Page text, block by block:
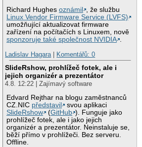
Richard Hughesoznámil
, že službu
Linux Vendor Firmware Service (LVFS)
umožňující aktualizovat firmware
zařízení na počítačích s Linuxem, nově
sponzoruje také společnost NVIDIA .
Ladislav Hagara| Komentářů: 0
SlideRshow, prohlížeč fotek, ale i
jejich organizér a prezentátor
4.8. 12:22 | Zajímavý software
Edvard Rejthar na blogu zaměstnanců
CZ.NIC představil
svou aplikaci
SlideRshow
(GitHub ). Funguje jako
prohlížeč fotek, ale i jako jejich
organizér a prezentátor. Neinstaluje se,
běží přímo v prohlížeči. Bez serveru.
Offline.